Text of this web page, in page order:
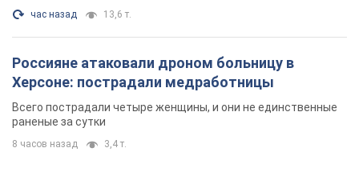
час назад 13,6 т.
Россияне атаковали дроном больницу в
Херсоне: пострадали медработницы
Всего пострадали четыре женщины, и они не единственные
раненые за сутки
8 часов назад 3,4 т.